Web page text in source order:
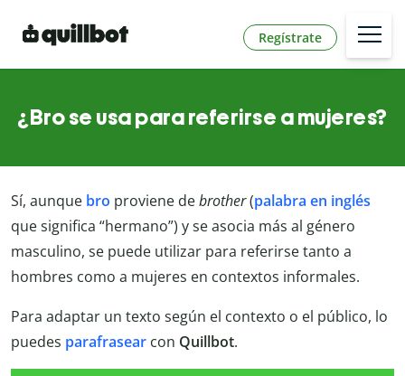
Regístrate
¿Bro se usa para referirse a mujeres?
Sí, aunque bro proviene debrother(palabra en inglés
que significa “hermano”) y se asocia más al género
masculino, se puede utilizar para referirse tanto a
hombres como a mujeres en contextos informales.
Para adaptar un texto según el contexto o el público, lo
puedes parafrasear con Quillbot.